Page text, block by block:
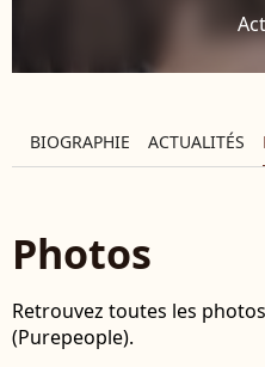
BIOGRAPHIE ACTUALITÉS
Photos
Retrouvez toutes les
(Purepeople).